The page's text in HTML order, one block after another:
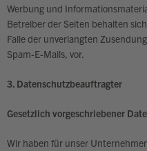
Werbung und
Betreiber der Seiten behalten
Falle der unverlangten
Spam-E-Mails, vor.
3. Datenschutzbeauftragter
Gesetzlich vorgeschriebener
Wir haben für unser